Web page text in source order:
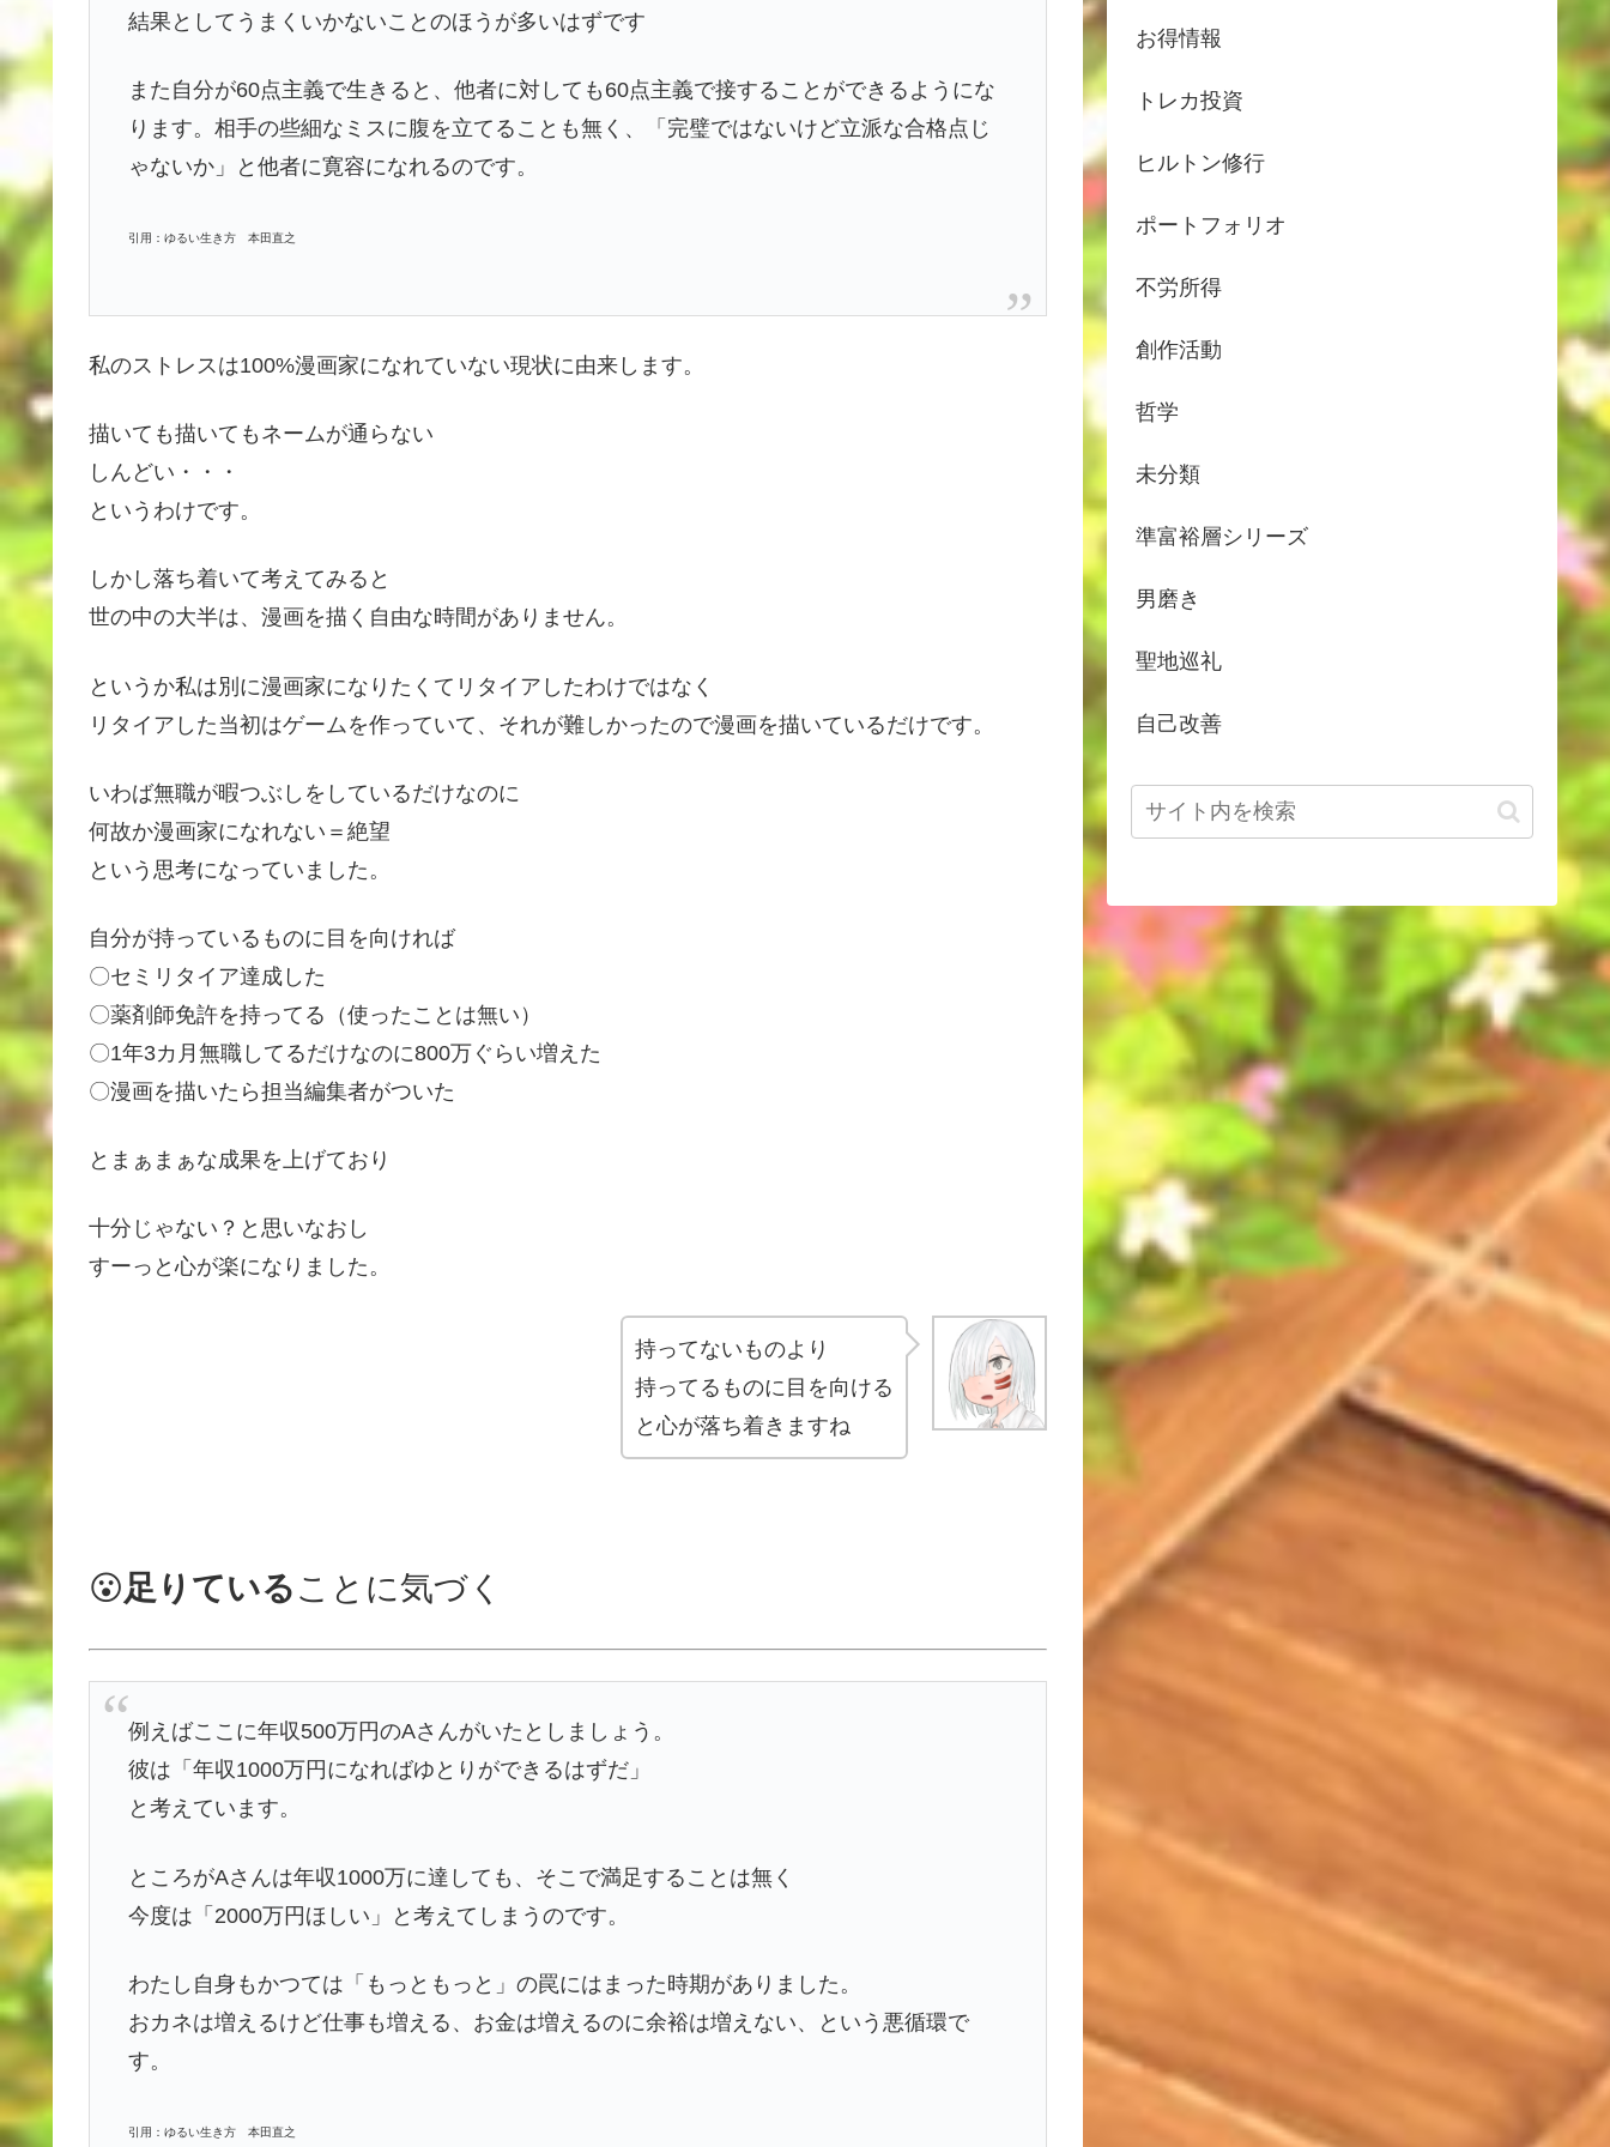
結果としてうまくいかないことのほうが多いはずです
また自分が60点主義で生きると、他者に対しても60点主義で接することができるようにな
ります。相手の些細なミスに腹を立てることも無く、「完璧ではないけど立派な合格点じ
ゃないか」と他者に寛容になれるのです。
引用：ゆるい生き方 本田直之
私のストレスは100%漫画家になれていない現状に由来します。
描いても描いてもネームが通らない
しんどい・・・
というわけです。
しかし落ち着いて考えてみると
世の中の大半は、漫画を描く自由な時間がありません。
というか私は別に漫画家になりたくてリタイアしたわけではなく
リタイアした当初はゲームを作っていて、それが難しかったので漫画を描いているだけです。
いわば無職が暇つぶしをしているだけなのに
何故か漫画家になれない＝絶望
という思考になっていました。
自分が持っているものに目を向ければ
〇セミリタイア達成した
〇薬剤師免許を持ってる（使ったことは無い）
〇1年3カ月無職してるだけなのに800万ぐらい増えた
〇漫画を描いたら担当編集者がついた
とまぁまぁな成果を上げており
十分じゃない？と思いなおし
すーっと心が楽になりました。
持ってないものより
持ってるものに目を向ける
と心が落ち着きますね
😮足りていることに気づく
例えばここに年収500万円のAさんがいたとしましょう。
彼は「年収1000万円になればゆとりができるはずだ」
と考えています。
ところがAさんは年収1000万に達しても、そこで満足することは無く
今度は「2000万円ほしい」と考えてしまうのです。
わたし自身もかつては「もっともっと」の罠にはまった時期がありました。
おカネは増えるけど仕事も増える、お金は増えるのに余裕は増えない、という悪循環で
す。
引用：ゆるい生き方 本田直之
お得情報
トレカ投資
ヒルトン修行
ポートフォリオ
不労所得
創作活動
哲学
未分類
準富裕層シリーズ
男磨き
聖地巡礼
自己改善